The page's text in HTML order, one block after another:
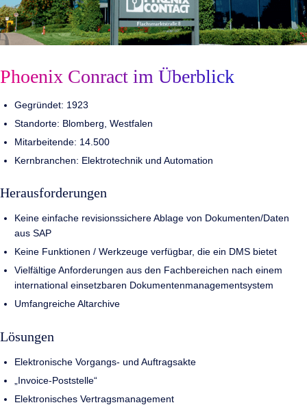
Phoenix Conract im Überblick
Gegründet: 1923
Standorte: Blomberg, Westfalen
Mitarbeitende: 14.500
Kernbranchen: Elektrotechnik und Automation
Herausforderungen
Keine einfache revisionssichere Ablage von Dokumenten/Daten
aus SAP
Keine Funktionen / Werkzeuge verfügbar, die ein DMS bietet
Vielfältige Anforderungen aus den Fachbereichen nach einem
international einsetzbaren Dokumentenmanagementsystem
Umfangreiche Altarchive
Lösungen
Elektronische Vorgangs- und Auftragsakte
„Invoice-Poststelle“
Elektronisches Vertragsmanagement